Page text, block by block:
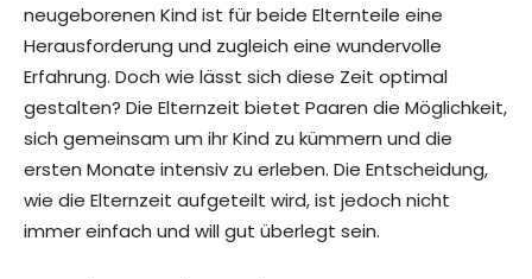
neugeborenen Kind ist für beide Elternteile eine
Herausforderung und zugleich eine wundervolle
Erfahrung. Doch wie lässt sich diese Zeit optimal
gestalten? Die Elternzeit bietet Paaren die Möglichkeit,
sich gemeinsam um ihr Kind zu kümmern und die
ersten Monate intensiv zu erleben. Die Entscheidung,
wie die Elternzeit aufgeteilt wird, ist jedoch nicht
immer einfach und will gut überlegt sein.